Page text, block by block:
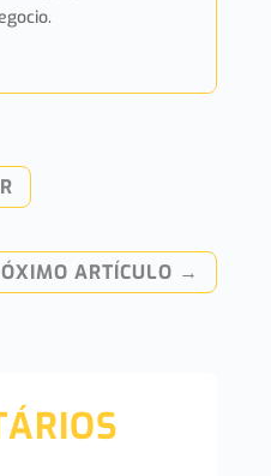
ARTÍCULO →